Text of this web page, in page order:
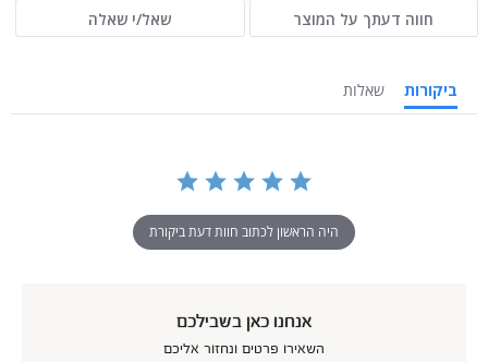
חווה דעתך על המוצר שאל/י שאלה
ביקורות שאלות
היה הראשון לכתוב חוות דעת ביקורת
אנחנו כאן בשבילכם
השאירו פרטים ונחזור אליכם